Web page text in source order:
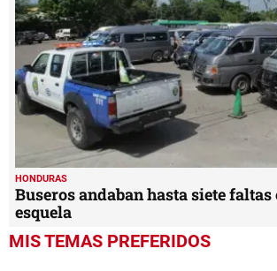
HONDURAS
Buseros andaban hasta siete faltas
esquela
MIS TEMAS PREFERIDOS